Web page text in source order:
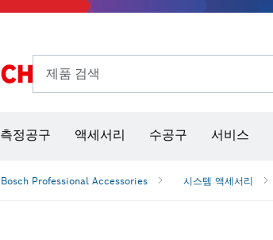
제품 검색
측정공구 액세서리 수공구 서비스
Bosch Professional Accessories 시스템 액세서리